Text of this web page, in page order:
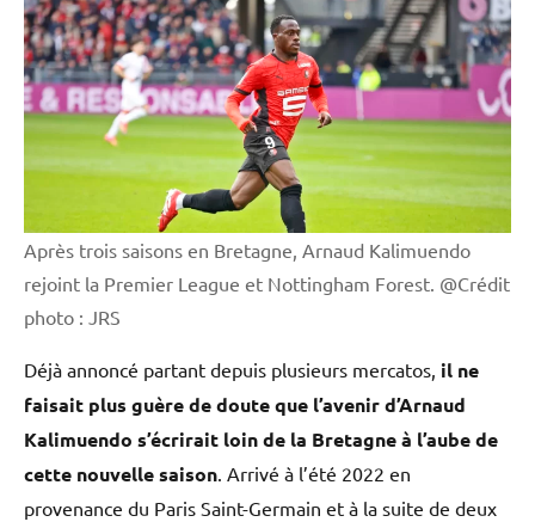
Après trois saisons en Bretagne, Arnaud Kalimuendo
rejoint la Premier League et Nottingham Forest. @Crédit
photo : JRS
Déjà annoncé partant depuis plusieurs mercatos, il ne
faisait plus guère de doute que l’avenir d’Arnaud
Kalimuendo s’écrirait loin de la Bretagne à l’aube de
cette nouvelle saison. Arrivé à l’été 2022 en
provenance du Paris Saint-Germain et à la suite de deux